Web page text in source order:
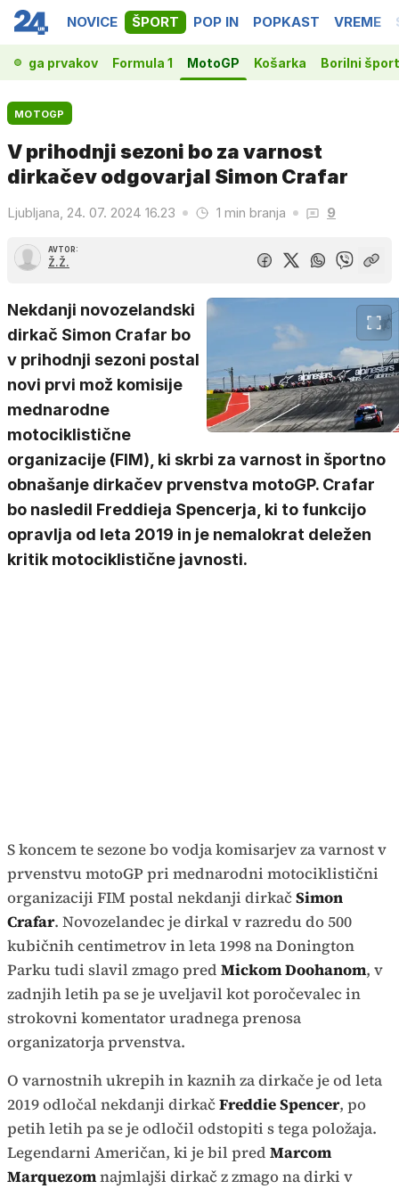
NOVICE ŠPORT POP IN POPKAST VREME
Liga prvakov Formula 1 MotoGP Košarka Borilni
MOTOGP
V prihodnji sezoni bo za varnost
dirkačev odgovarjal Simon Crafar
Ljubljana, 24. 07. 2024 16.23 1 min branja 9
AVTOR:
Ž.Ž.
Nekdanji novozelandski
dirkač Simon Crafar bo
v prihodnji sezoni postal
novi prvi mož komisije
mednarodne
motociklistične
organizacije (FIM), ki skrbi za varnost in športno
obnašanje dirkačev prvenstva motoGP. Crafar
bo nasledil Freddieja Spencerja, ki to funkcijo
opravlja od leta 2019 in je nemalokrat deležen
kritik motociklistične javnosti.
S koncem te sezone bo vodja komisarjev za varnost v
prvenstvu motoGP pri mednarodni motociklistični
organizaciji FIM postal nekdanji dirkačSimon
Crafar. Novozelandec je dirkal v razredu do 500
kubičnih centimetrov in leta 1998 na Donington
Parku tudi slavil zmago pred Mickom Doohanom, v
zadnjih letih pa se je uveljavil kot poročevalec in
strokovni komentator uradnega prenosa
organizatorja prvenstva.
O varnostnih ukrepih in kaznih za dirkače je od leta
2019 odločal nekdanji dirkačFreddie Spencer, po
petih letih pa se je odločil odstopiti s tega položaja.
Legendarni Američan, ki je bil pred Marcom
Marquezomnajmlajši dirkač z zmago na dirki v